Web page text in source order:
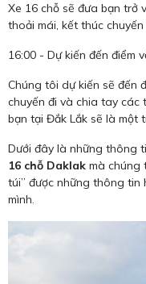
Xe 16 chỗ sẽ đưa bạn trở
thoải mái, kết thúc
16:00 - Dự kiến đến điểm
Chúng tôi dự kiến sẽ đến
chuyến đi và chia tay các
bạn tại Đắk Lắk sẽ là một
Dưới đây là những thông
16 chỗ Daklak mà chúng
túi” được những thông tin
mình.